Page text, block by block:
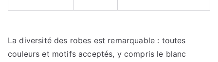
La diversité des robes est remarquable : toutes
couleurs et motifs acceptés, y compris le blanc